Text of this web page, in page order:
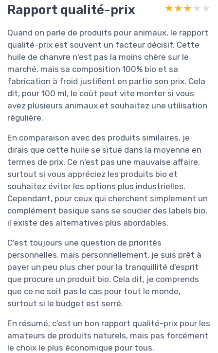
Rapport qualité-prix ★★★★★
★★★★★
Quand on parle de produits pour animaux, le rapport
qualité-prix est souvent un facteur décisif. Cette
huile de chanvre n'est pas la moins chère sur le
marché, mais sa composition 100% bio et sa
fabrication à froid justifient en partie son prix. Cela
dit, pour 100 ml, le coût peut vite monter si vous
avez plusieurs animaux et souhaitez une utilisation
régulière.
En comparaison avec des produits similaires, je
dirais que cette huile se situe dans la moyenne en
termes de prix. Ce n'est pas une mauvaise affaire,
surtout si vous appréciez les produits bio et
souhaitez éviter les options plus industrielles.
Cependant, pour ceux qui cherchent simplement un
complément basique sans se soucier des labels bio,
il existe des alternatives plus abordables.
C'est toujours une question de priorités
personnelles, mais personnellement, je suis prêt à
payer un peu plus cher pour la tranquillité d'esprit
que procure un produit bio. Cela dit, je comprends
que ce ne soit pas le cas pour tout le monde,
surtout si le budget est serré.
En résumé, c'est un bon rapport qualité-prix pour les
amateurs de produits naturels, mais pas forcément
le choix le plus économique pour tous.